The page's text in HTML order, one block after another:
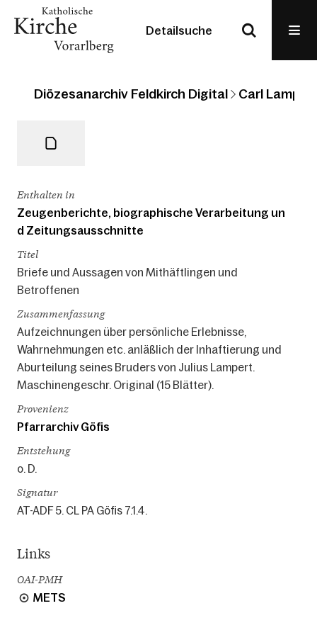
Detailsuche
Diözesanarchiv Feldkirch Digital Carl
Enthalten in
Zeugenberichte, biographische Verarbeitung un
d Zeitungsausschnitte
Titel
Briefe und Aussagen von Mithäftlingen und
Betroffenen
Zusammenfassung
Aufzeichnungen über persönliche Erlebnisse,
Wahrnehmungen etc. anläßlich der Inhaftierung und
Aburteilung seines Bruders von Julius Lampert.
Maschinengeschr. Original (15 Blätter).
Provenienz
Pfarrarchiv Göfis
Entstehung
o. D.
Signatur
AT-ADF 5. CL PA Göfis 7.1.4.
Links
OAI-PMH
METS